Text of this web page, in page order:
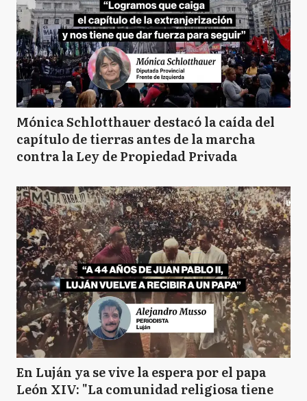
Mónica Schlotthauer destacó la caída del
capítulo de tierras antes de la marcha
contra la Ley de Propiedad Privada
En Luján ya se vive la espera por el papa
León XIV: "La comunidad religiosa tiene